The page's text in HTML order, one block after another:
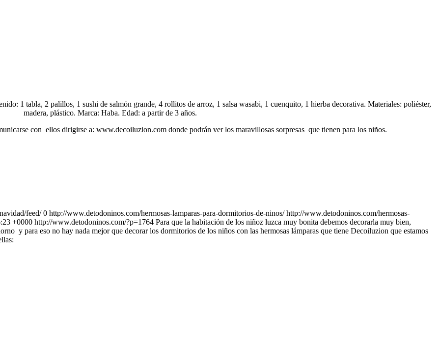
1 tabla, 2 palillos, 1 sushi de salmón grande, 4 rollitos de arroz, 1 salsa wasabi, 1 cuenquito, 1 hierba decorativa. Materiales: poliéster,
madera, plástico. Marca: Haba. Edad: a partir de 3 años.
con ellos dirigirse a: www.decoiluzion.com donde podrán ver los maravillosas sorpresas que tienen para los niños.
feed/ 0 http://www.detodoninos.com/hermosas-lamparas-para-dormitorios-de-ninos/http://www.detodoninos.com/hermosas-
+0000 http://www.detodoninos.com/?p=1764 Para que la habitación de los niñoz luzca muy bonita debemos decorarla muy bien,
y para eso no hay nada mejor que decorar los dormitorios de los niños con las hermosas lámparas que tiene Decoiluzion que estamos